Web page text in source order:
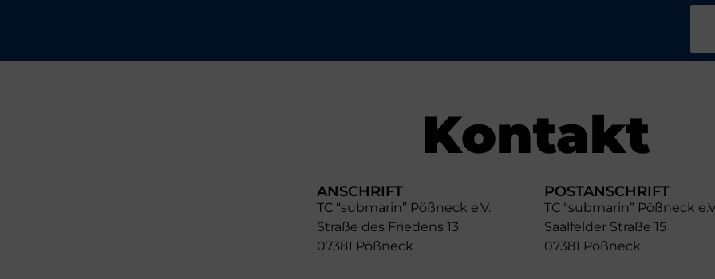
Kontakt
ANSCHRIFT
TC “submarin” Pößneck e.V.
Straße des Friedens 13
07381 Pößneck
POSTANSCHRIFT
TC “submarin” Pößneck
Saalfelder Straße 15
07381 Pößneck